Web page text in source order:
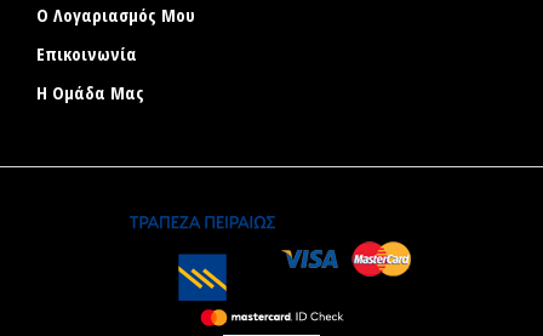
Ο Λογαριασμός Μου
Επικοινωνία
Η Ομάδα Μας